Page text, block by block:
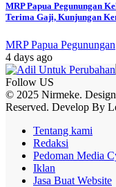
MRP Papua Pegunungan
Terima Gaji, Kunjungan
MRP Papua Pegunungan
4 days ago
Follow US
© 2025 Nirmeke.
Reserved. Develop By
Tentang kami
Redaksi
Pedoman Media
Iklan
Jasa Buat Website